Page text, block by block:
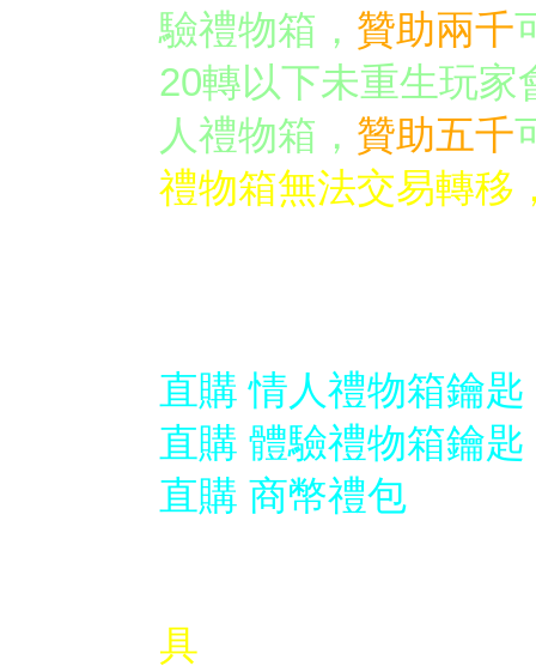
驗禮物箱， 贊助兩千
20轉以下未重生玩家
人禮物箱， 贊助五千
禮物箱無法交易轉移
直購 情人禮物箱鑰
直購 體驗禮物箱鑰
直購 商幣禮包
具